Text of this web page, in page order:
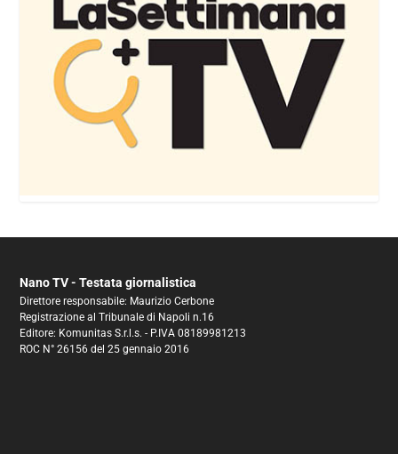
Nano TV - Testata giornalistica
Direttore responsabile: Maurizio Cerbone
Registrazione al Tribunale di Napoli n.16
Editore: Komunitas S.r.l.s. - P.IVA 08189981213
ROC N° 26156 del 25 gennaio 2016